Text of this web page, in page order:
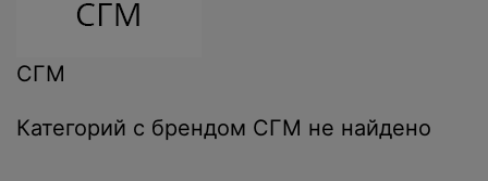
СГМ
Категорий с брендом СГМ не найдено